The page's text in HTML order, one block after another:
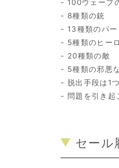
- 100ウェーブ
- 8種類の銃
- 13種類のパー
- 5種類のヒー
- 20種類の敵
- 5種類の邪悪
- 脱出手段は1
- 問題を引き起
セール